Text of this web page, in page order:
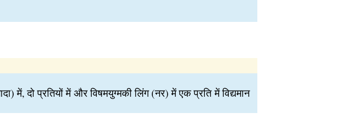
में, दो प्रतियों में और विषमयुग्मकी लिंग (नर) में एक प्रति में विद्यमान